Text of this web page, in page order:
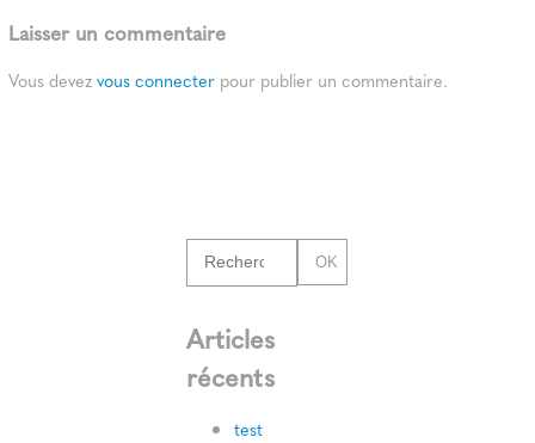
Laisser un commentaire
Vous devezvous connecter pour publier un commentaire.
OK
Articles
récents
test